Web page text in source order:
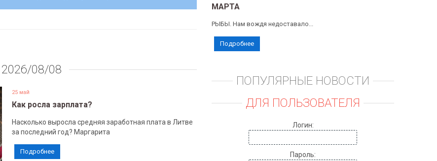
2026/08/08
25 май
Как росла зарплата?
Насколько выросла средняя заработная плата в Литве
за последний год? Маргарита
Подробнее
МАРТА
РЫБЫ. Нам вождя недоставало...
Подробнее
ПОПУЛЯРНЫЕ НОВОСТИ
ДЛЯ ПОЛЬЗОВАТЕЛЯ
Логин:
Пароль: